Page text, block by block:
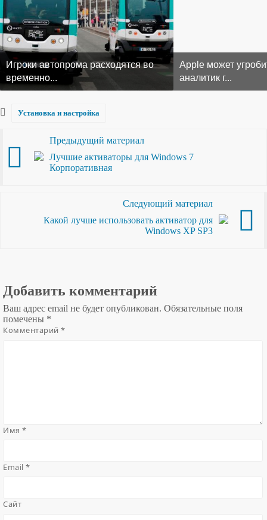
Игроки автопрома расходятся во
временно...
Apple может
аналитик г...
Установка и настройка
Предыдущий материал
Лучшие активаторы для Windows 7
Корпоративная
Следующий материал
Какой лучше использовать активатор для
Windows XP SP3
Добавить комментарий
Ваш адрес email не будет опубликован. Обязательные поля
помечены *
Комментарий*
Имя*
Email*
Сайт